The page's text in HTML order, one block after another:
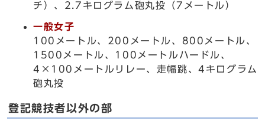
チ）、2.7キログラム砲丸投（7メートル）
一般女子
100メートル、200メートル、800メートル、
1500メートル、100メートルハードル、
4×100メートルリレー、走幅跳、4キログラム
砲丸投
登記競技者以外の部